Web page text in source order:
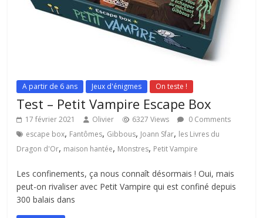
A partir de 6 ans Jeux d'énigmes On teste !
Test – Petit Vampire Escape Box
17 février 2021 Olivier 6327 Views
0 Comments
escape box, Fantômes, Gibbous, Joann Sfar, les Livres du
Dragon d'Or, maison hantée, Monstres, Petit Vampire
Les confinements, ça nous connaît désormais ! Oui, mais
peut-on rivaliser avec Petit Vampire qui est confiné depuis
300 balais dans